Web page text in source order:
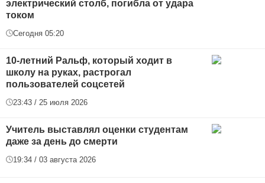
электрический столб, погибла от удара
током
Сегодня 05:20
10-летний Ральф, который ходит в
школу на руках, растрогал
пользователей соцсетей
23:43 / 25 июля 2026
Учитель выставлял оценки студентам
даже за день до смерти
19:34 / 03 августа 2026